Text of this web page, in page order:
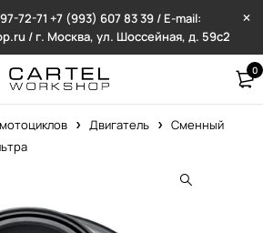
72-71 +7 (993) 607 83 39 / E-mail:
/ г. Москва, ул. Шоссейная, д. 59с2
0
Двигатель
Сменный